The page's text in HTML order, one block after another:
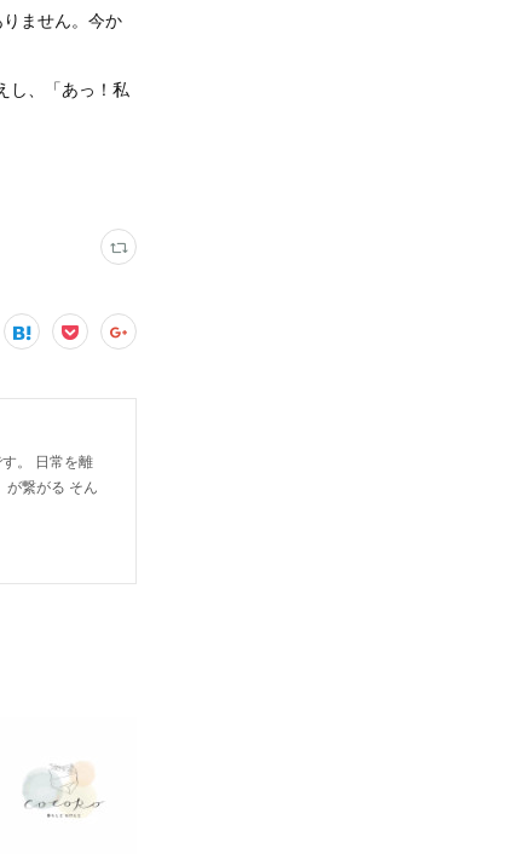
ません。今か
し、「あっ！私
。 日常を離
が繋がる そん